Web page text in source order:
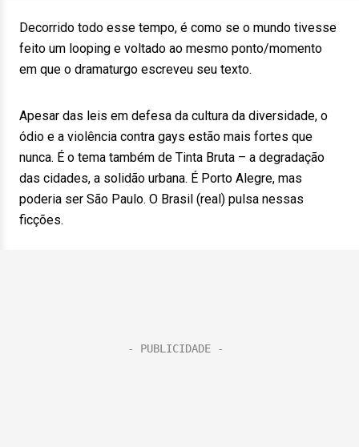
Decorrido todo esse tempo, é como se o mundo tivesse
feito um looping e voltado ao mesmo ponto/momento
em que o dramaturgo escreveu seu texto.
Apesar das leis em defesa da cultura da diversidade, o
ódio e a violência contra gays estão mais fortes que
nunca. É o tema também de Tinta Bruta – a degradação
das cidades, a solidão urbana. É Porto Alegre, mas
poderia ser São Paulo. O Brasil (real) pulsa nessas
ficções.